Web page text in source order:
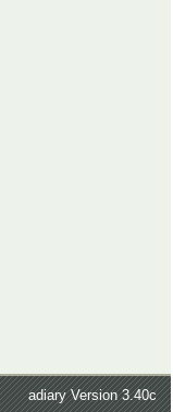
adiaryVersion 3.40c